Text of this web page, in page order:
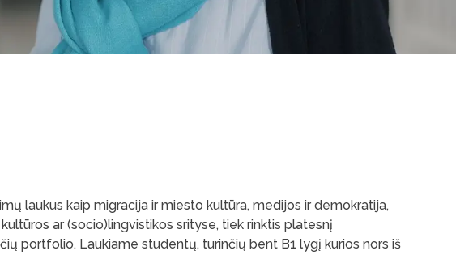
laukus kaip migracija ir miesto kultūra, medijos ir demokratija,
ar (socio)lingvistikos srityse, tiek rinktis platesnį
portfolio. Laukiame studentų, turinčių bent B1 lygį kurios nors iš